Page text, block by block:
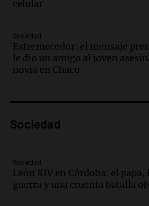
Episodios
violó libertad condicional
Mundial de Atlanta
Panorama Federal
Episodios
programa de movilidad
Episodios
tras condiciones invernales
Panorama Federal
Episodios
celular
Sociedad
Estremecedor: el mensaje
le dio un amigo al joven
novia en Chaco
Sociedad
Sociedad
León XIV en Córdoba: el papa,
guerra y una cruenta batalla